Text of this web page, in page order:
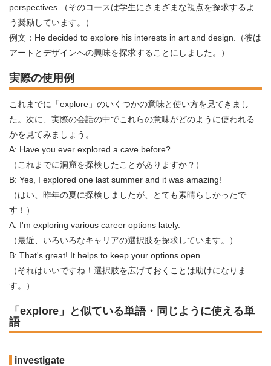
perspectives.（そのコースは学生にさまざまな視点を探求するよ
う奨励しています。）
例文：He decided to explore his interests in art and design.（彼は
アートとデザインへの興味を探求することにしました。）
実際の使用例
これまでに「explore」のいくつかの意味と使い方を見てきまし
た。次に、実際の会話の中でこれらの意味がどのように使われる
かを見てみましょう。
A: Have you ever explored a cave before?
（これまでに洞窟を探検したことがありますか？）
B: Yes, I explored one last summer and it was amazing!
（はい、昨年の夏に探検しましたが、とても素晴らしかったで
す！）
A: I'm exploring various career options lately.
（最近、いろいろなキャリアの選択肢を探求しています。）
B: That's great! It helps to keep your options open.
（それはいいですね！選択肢を広げておくことは助けになりま
す。）
「explore」と似ている単語・同じように使える単
語
investigate